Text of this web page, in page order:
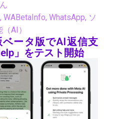
, WABetaInfo, WhatsApp, ソ
AI）
ベータ版でAI返信支
」をテスト開始